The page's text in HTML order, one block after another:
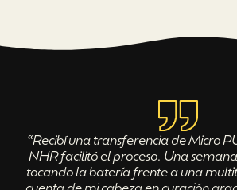
“Recibí una transferencia de Micro
NHR facilitó el proceso. Una
tocando la batería frente a una